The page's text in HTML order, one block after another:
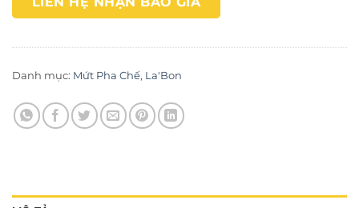
Danh mục: Mứt Pha Chế, La'Bon